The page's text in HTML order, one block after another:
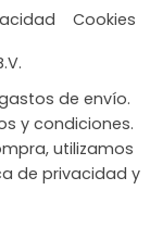
Cookies
de envío.
y condiciones.
utilizamos
de privacidad y